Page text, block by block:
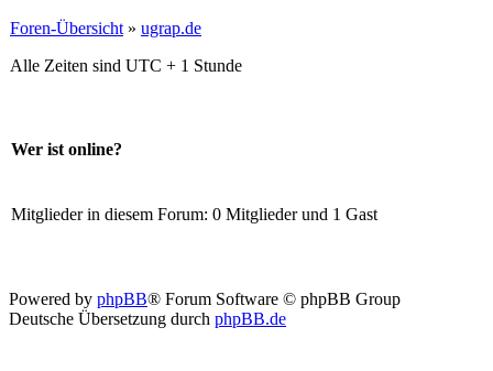
Foren-Übersicht » ugrap.de
Alle Zeiten sind UTC + 1 Stunde
Wer ist online?
Mitglieder in diesem Forum: 0 Mitglieder und 1 Gast
Powered by phpBB® Forum Software © phpBB Group
Deutsche Übersetzung durch phpBB.de